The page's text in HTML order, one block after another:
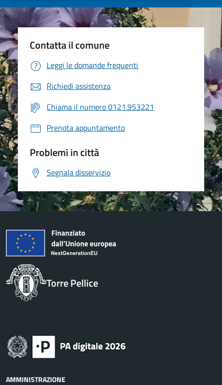
Contatta il comune
Leggi le domande frequenti
Richiedi assistenza
Chiama il numero 0121.953221
Prenota appuntamento
Problemi in città
Segnala disservizio
Torre Pellice
AMMINISTRAZIONE